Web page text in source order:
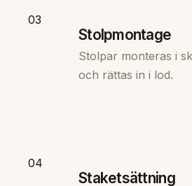
03
Stolpmontage
Stolpar monteras i
och rättas in i lod.
04
Staketsättning